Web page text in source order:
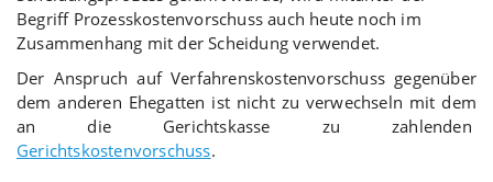
Begriff Prozesskostenvorschuss auch heute noch im
Zusammenhang mit der Scheidung verwendet.
Der Anspruch auf Verfahrenskostenvorschuss gegenüber
dem anderen Ehegatten ist nicht zu verwechseln mit dem
an die Gerichtskasse zu zahlenden
Gerichtskostenvorschuss.